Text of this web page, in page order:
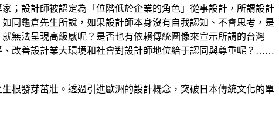
；設計師被認定為「位階低於企業的角色」從事設計，所謂設計
同龜倉先生所說，如果設計師本身沒有自我認知、不會思考，是
無法呈現高級感呢？是否也有依賴傳統圖像來宣示所謂的台灣
改善設計業大環境和社會對設計師地位給于認同與尊重呢？……
根發芽茁壯。透過引進歐洲的設計概念，突破日本傳統文化的單